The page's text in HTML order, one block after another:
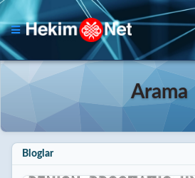
Arama
Bloglar